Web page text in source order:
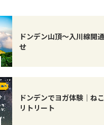
ドンデン山頂～入川線開
せ
ドンデンでヨガ体験｜ね
リトリート